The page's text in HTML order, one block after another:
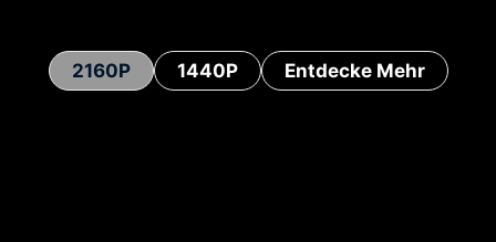
2160P 1440P Entdecke Mehr